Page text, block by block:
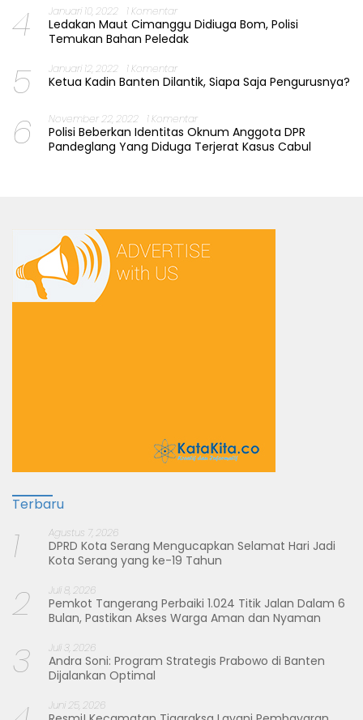
4 Januari 10, 2022 1 Komentar
Ledakan Maut Cimanggu Didiuga Bom, Polisi
Temukan Bahan Peledak
5 Januari 12, 2022 1 Komentar
Ketua Kadin Banten Dilantik, Siapa Saja Pengurusnya?
6 November 22, 2022 1 Komentar
Polisi Beberkan Identitas Oknum Anggota DPR
Pandeglang Yang Diduga Terjerat Kasus Cabul
Terbaru
1 Agustus 7, 2026
DPRD Kota Serang Mengucapkan Selamat Hari Jadi
Kota Serang yang ke-19 Tahun
2 Juli 8, 2026
Pemkot Tangerang Perbaiki 1.024 Titik Jalan Dalam 6
Bulan, Pastikan Akses Warga Aman dan Nyaman
3 Juli 3, 2026
Andra Soni: Program Strategis Prabowo di Banten
Dijalankan Optimal
Juni 25, 2026